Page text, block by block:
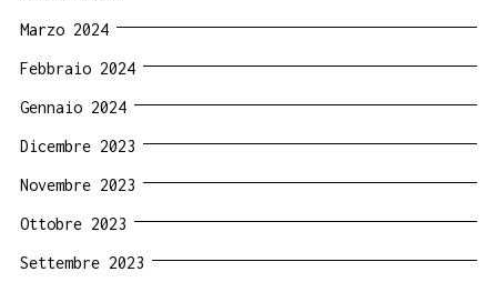
Marzo 2024
Febbraio 2024
Gennaio 2024
Dicembre 2023
Novembre 2023
Ottobre 2023
Settembre 2023